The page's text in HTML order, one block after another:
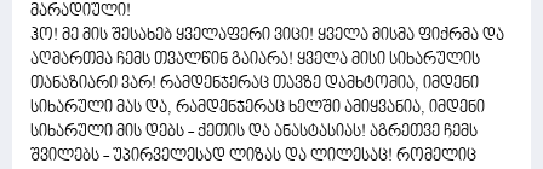
მარადიული!
ჰო! მე მის შესახებ ყველაფერი ვიცი! ყველა მისმა ფიქრმა და
აღმართმა ჩემს თვალწინ გაიარა! ყველა მისი სიხარულის
თანაზიარი ვარ! რამდენჯერაც თავზე დამხტომია, იმდენი
სიხარული მას და, რამდენჯერაც ხელში ამიყვანია, იმდენი
სიხარული მის დებს - ქეთის და ანასტასიას! აგრეთვე ჩემს
შვილებს - უპირველესად ლიზას და ლილესაც! რომელიც